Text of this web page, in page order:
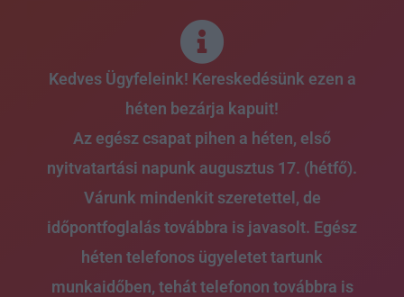
Kedves Ügyfeleink! Kereskedésünk ezen a
héten bezárja kapuit!
Az egész csapat pihen a héten, első
nyitvatartási napunk augusztus 17. (hétfő).
Várunk mindenkit szeretettel, de
időpontfoglalás továbbra is javasolt. Egész
héten telefonos ügyeletet tartunk
munkaidőben, tehát telefonon továbbra is